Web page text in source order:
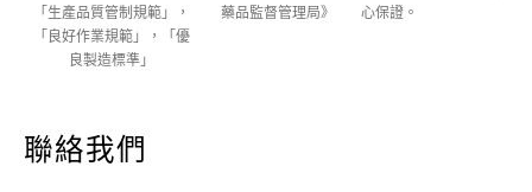
「生產品質管制規範」，
「良好作業規範」，「優
良製造標準」
藥品監督管理局》
心保證。
聯絡我們